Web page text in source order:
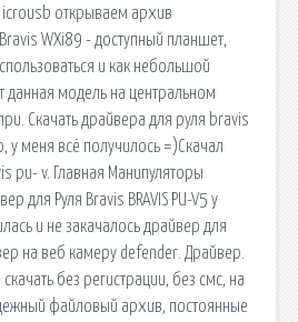
открываем архив
WXi89 - доступный планшет,
и как небольшой
данная модель на центральном
Скачать драйвера для руля bravis
у меня всё получилось =)Скачал
pu- v. Главная Манипуляторы
для Руля Bravis BRAVIS PU-V5 у
и не закачалось драйвер для
на веб камеру defender. Драйвер.
без регистрации, без смс, на
файловый архив, постоянные